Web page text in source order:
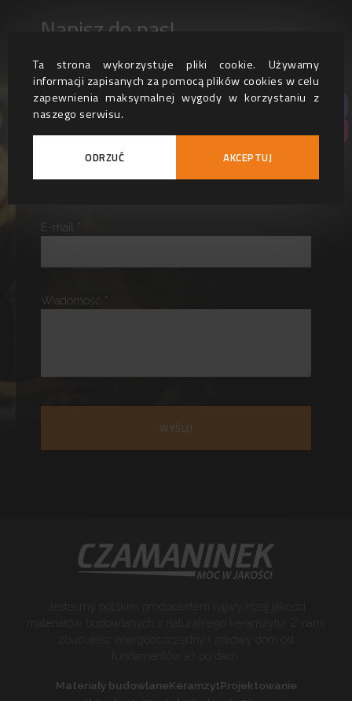
Ta strona wykorzystuje pliki cookie. Używamy
informacji zapisanych za pomocą plików cookies w celu
zapewnienia maksymalnej wygody w korzystaniu z
naszego serwisu.
ODRZUĆ AKCEPTUJ
Napisz do nas!
Masz pytanie? Chcesz zamówić usługę lub
produkt? Napisz do nas!
Imię i nazwisko
E-mail *
Wiadomość *
WYŚLIJ
Materiały budowlaneKeramzytProjektowanie